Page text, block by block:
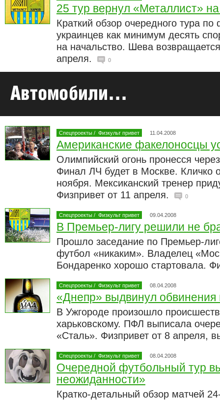
25 тур вернул «Металлист»
Краткий обзор очередного тура
украинцев как минимум десять
на начальство. Шева
апреля.
0
Спецпроекты / Физкульт привет 11.04.2008
Американские факелоносцы
Олимпийский огонь пронесся
Финал ЛЧ будет в Москве. Кличко
ноября. Мексиканский тренер
Физпривет от 11 апреля.
0
Спецпроекты / Физкульт привет 09.04.2008
В Премьер-лигу решили не
Прошло заседание по Премьер-
футбол «никаким». Владелец
Бондаренко хорошо стартовала.
Спецпроекты / Физкульт привет 08.04.2008
«Днепр» выдвинул обвинения
В Ужгороде произошло
харьковскому. ПФЛ выписала
«Сталь». Физпривет от 8 апреля,
Спецпроекты / Физкульт привет 08.04.2008
Очередной футбольный тур
неожиданности»
Кратко-детальный обзор матчей